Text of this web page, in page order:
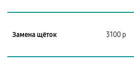
Замена щёток 3100 р